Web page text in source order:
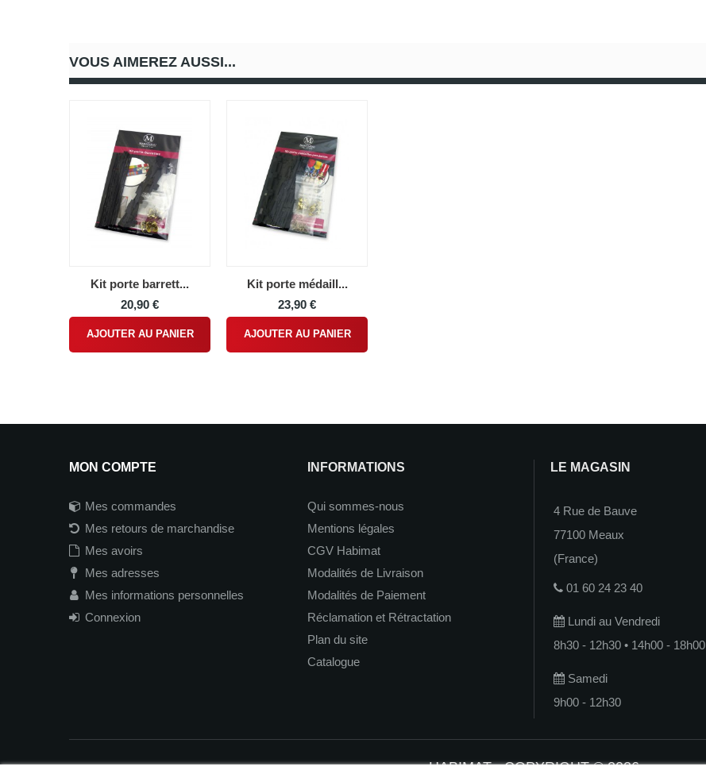
VOUS AIMEREZ AUSSI...
Kit porte barrett...
20,90 €
AJOUTER AU PANIER
Kit porte médaill...
23,90 €
AJOUTER AU PANIER
MON COMPTE
Mes commandes
Mes retours de marchandise
Mes avoirs
Mes adresses
Mes informations personnelles
Connexion
INFORMATIONS
Qui sommes-nous
Mentions légales
CGV Habimat
Modalités de Livraison
Modalités de Paiement
Réclamation et Rétractation
Plan du site
Catalogue
HABIMAT - COPYRIGHT © 2026
LE MAGASIN
4 Rue de Bauve
77100 Meaux
(France)
01 60 24 23 40
Lundi au Vendredi
8h30 - 12h30 • 14h00 - 18h00
Samedi
9h00 - 12h30